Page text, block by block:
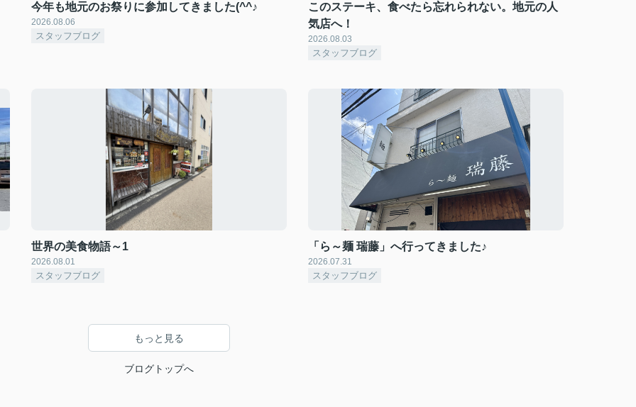
今年も地元のお祭りに参加してきました(^^♪
2026.08.06
スタッフブログ
このステーキ、食べたら忘れられない。地元の人
気店へ！
2026.08.03
スタッフブログ
世界の美食物語～1
2026.08.01
スタッフブログ
「ら～麺 瑞藤」へ行ってきました♪
2026.07.31
スタッフブログ
もっと見る
ブログトップへ